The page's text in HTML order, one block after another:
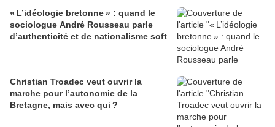
« L’idéologie bretonne » : quand le
sociologue André Rousseau parle
d’authenticité et de nationalisme soft
Christian Troadec veut ouvrir la
marche pour l’autonomie de la
Bretagne, mais avec qui ?